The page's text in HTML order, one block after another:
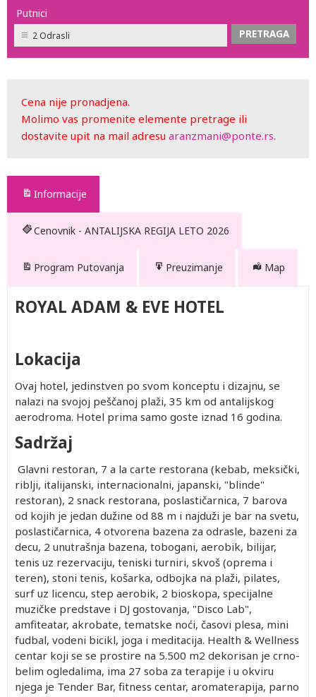
Putnici
2 Odrasli
Cena nije pronadjena.
Molimo vas promenite elemente pretrage ili
dostavite upit na mail adresu aranzmani@ponte.rs.
Informacije
Cenovnik - ANTALIJSKA REGIJA LETO 2026
Program Putovanja Preuzimanje Map
ROYAL ADAM & EVE HOTEL
Lokacija
Ovaj hotel, jedinstven po svom konceptu i dizajnu, se
nalazi na svojoj peščanoj plaži, 35 km od antalijskog
aerodroma. Hotel prima samo goste iznad 16 godina.
Sadržaj
Glavni restoran, 7 a la carte restorana (kebab, meksički,
riblji, italijanski, internacionalni, japanski, "blinde"
restoran), 2 snack restorana, poslastičarnica, 7 barova
od kojih je jedan dužine od 88 m i najduži je bar na svetu,
poslastičarnica, 4 otvorena bazena za odrasle, bazeni za
decu, 2 unutrašnja bazena, tobogani, aerobik, bilijar,
tenis uz rezervaciju, teniski turniri, skvoš (oprema i
teren), stoni tenis, košarka, odbojka na plaži, pilates,
surf uz licencu, step aerobik, 2 bioskopa, specijalne
muzičke predstave i DJ gostovanja, "Disco Lab",
amfiteatar, akrobate, tematske noći, časovi plesa, mini
fudbal, vodeni bicikl, joga i meditacija. Health & Wellness
centar koji se se prostire na 5.500 m2 dekorisan je crno-
belim ogledalima, ima 27 soba za terapije i u okviru
njega je Tender Bar, fitness centar, aromaterapija, parno